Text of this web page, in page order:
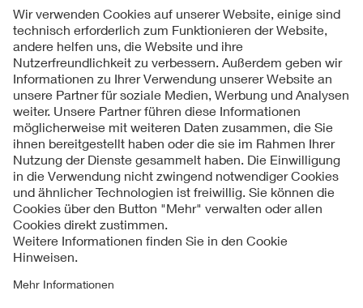
Folgen Sie uns
Kontakte
Service
Impressum
Datenschutzinformationen
Cookie Hinweise